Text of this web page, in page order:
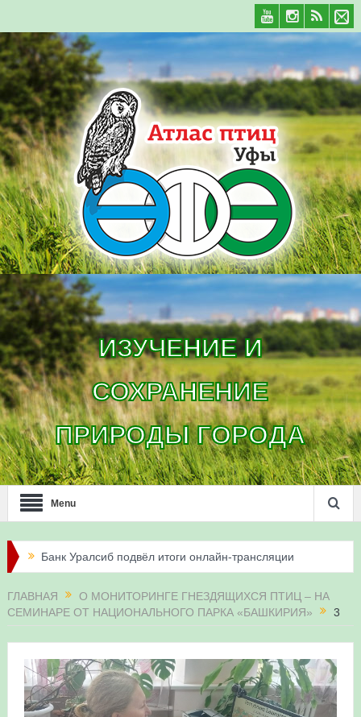
ИЗУЧЕНИЕ И
СОХРАНЕНИЕ
ПРИРОДЫ ГОРОДА
Menu
Банк Уралсиб подвёл итоги онлайн-трансляции
Итоги акции «Соловьиные вечера-2026» в
Три птенца сапсанов Уралсиба получили имена и
кольца
ГЛАВНАЯ
О МОНИТОРИНГЕ ГНЕЗДЯЩИХСЯ ПТИЦ – НА
СЕМИНАРЕ ОТ НАЦИОНАЛЬНОГО ПАРКА «БАШКИРИЯ»
3